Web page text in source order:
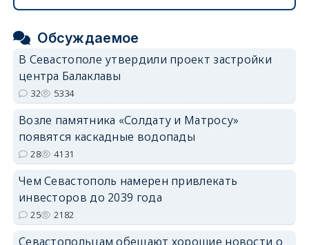
Обсуждаемое
В Севастополе утвердили проект застройки
центра Балаклавы
32 5334
Возле памятника «Солдату и Матросу»
появятся каскадные водопады
28 4131
Чем Севастополь намерен привлекать
инвесторов до 2039 года
25 2182
Севастопольцам обещают хорошие новости о